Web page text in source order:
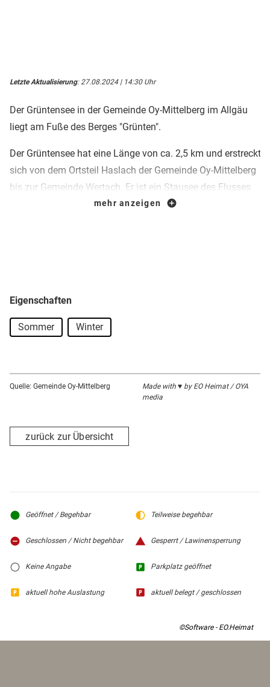
Letzte Aktualisierung: 27.08.2024 | 14:30 Uhr
Der Grüntensee in der Gemeinde Oy-Mittelberg im Allgäu
liegt am Fuße des Berges "Grünten".
Der Grüntensee hat eine Länge von ca. 2,5 km und erstreckt
sich von dem Ortsteil Haslach der Gemeinde Oy-Mittelberg
bis zur Gemeinde Wertach. Er ist ein Stausee des Flusses
Wertach und hat einen Umfang von ca. 8,2 km. Rund um
Zeltplatz zur Verfügung.
Der Grüntensee bietet die beste Gelegenheit für
Kletterspaß liegt nördlich des Stausees der Team- und
Familienhochseilgarten "Kletterwald Grüntensee" mit sieben
mehr anzeigen
Eigenschaften
Sommer Winter
Quelle: Gemeinde Oy-Mittelberg
Made with ♥ by EO Heimat / OYA
media
zurück zur Übersicht
Geöffnet / Begehbar Teilweise begehbar
Geschlossen / Nicht begehbar Gesperrt / Lawinensperrung
Keine Angabe Parkplatz geöffnet
aktuell hohe Auslastung aktuell belegt / geschlossen
©Software - EO.Heimat